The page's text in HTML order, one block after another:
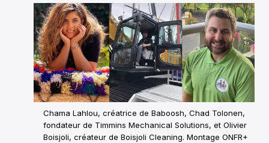
Chama Lahlou, créatrice de Baboosh, Chad Tolonen,
fondateur de Timmins Mechanical Solutions, et Olivier
Boisjoli, créateur de Boisjoli Cleaning. Montage ONFR+